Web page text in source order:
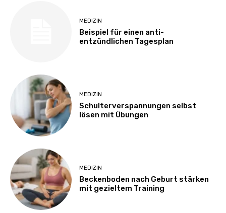
MEDIZIN
Beispiel für einen anti-
entzündlichen Tagesplan
MEDIZIN
Schulterverspannungen selbst
lösen mit Übungen
MEDIZIN
Beckenboden nach Geburt stärken
mit gezieltem Training